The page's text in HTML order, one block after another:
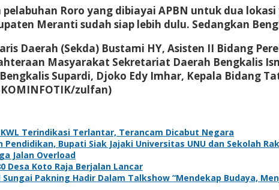
Roro yang dibiayai APBN untuk dua
Meranti sudah siap lebih dulu. Sedangkan
Daerah (Sekda) Bustami HY, Asisten II Bidang
Masyarakat Sekretariat Daerah Bengkalis
Supardi, Djoko Edy Imhar, Kepala Bidang
zulfan)
Terindikasi Terlantar, Terancam Dicabut Negara
Bupati Siak Jajaki Universitas UNU dan Sekolah
Jalan Overload
Desa Koto Raja Berjalan Lancar
Sungai Pakning Hadir Dalam Talkshow “Mendekap Budaya,